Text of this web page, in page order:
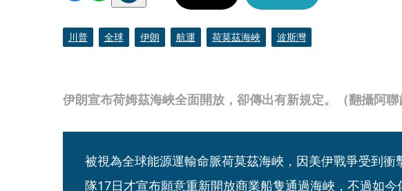
伊朗宣布荷姆茲海峽全面開放，卻傳出有新規定。（翻攝阿聯
川普 全球 伊朗 航運 荷莫茲海峽 波斯灣
被視為全球能源運輸命脈荷莫茲海峽，因美伊戰爭受到衝
隊17日才宣布願意重新開放商業船隻通過海峽，不過如今